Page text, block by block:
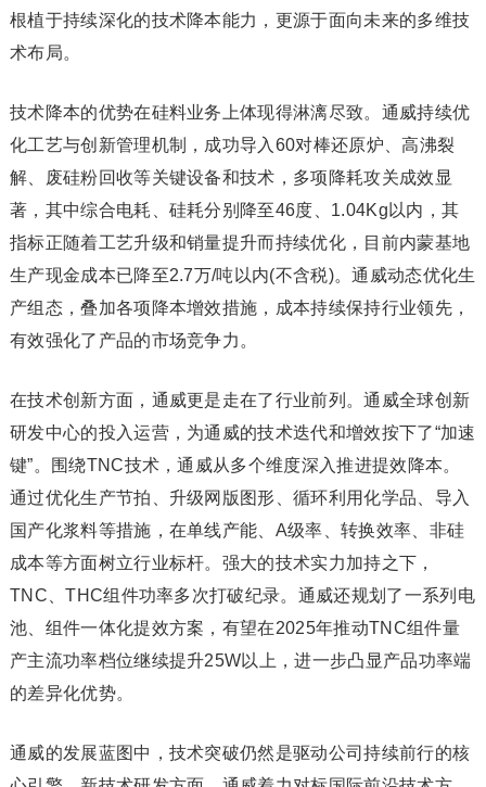
根植于持续深化的技术降本能力，更源于面向未来的多维技
术布局。
技术降本的优势在硅料业务上体现得淋漓尽致。通威持续优
化工艺与创新管理机制，成功导入60对棒还原炉、高沸裂
解、废硅粉回收等关键设备和技术，多项降耗攻关成效显
著，其中综合电耗、硅耗分别降至46度、1.04Kg以内，其
指标正随着工艺升级和销量提升而持续优化，目前内蒙基地
生产现金成本已降至2.7万/吨以内(不含税)。通威动态优化生
产组态，叠加各项降本增效措施，成本持续保持行业领先，
有效强化了产品的市场竞争力。
在技术创新方面，通威更是走在了行业前列。通威全球创新
研发中心的投入运营，为通威的技术迭代和增效按下了“加速
键”。围绕TNC技术，通威从多个维度深入推进提效降本。
通过优化生产节拍、升级网版图形、循环利用化学品、导入
国产化浆料等措施，在单线产能、A级率、转换效率、非硅
成本等方面树立行业标杆。强大的技术实力加持之下，
TNC、THC组件功率多次打破纪录。通威还规划了一系列电
池、组件一体化提效方案，有望在2025年推动TNC组件量
产主流功率档位继续提升25W以上，进一步凸显产品功率端
的差异化优势。
通威的发展蓝图中，技术突破仍然是驱动公司持续前行的核